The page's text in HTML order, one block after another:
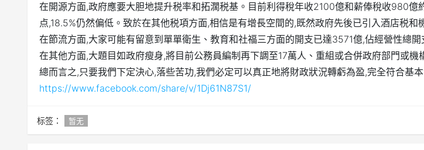
在開源方面,政府應要大胆地提升税率和拓濶税基。目前利得稅年收2100億和薪俸稅收980
点,18.5%仍然偏低。致於在其他税項方面,相信是有增長空間的,既然政府先後已引入酒店税
在節流方面,大家可能有留意到單單衛生、教育和社福三方面的開支已達3571億,佔經營性總
在其他方面,大題目如政府瘦身,將目前公務員編制再下調至17萬人、重組或合併政府部門或
總而言之,只要我們下定決心,落些苦功,我們必定可以真正地將財政狀況轉虧為盈,完全符合基
https://www.facebook.com/share/v/1Dj61N87S1/
标签： 暂无